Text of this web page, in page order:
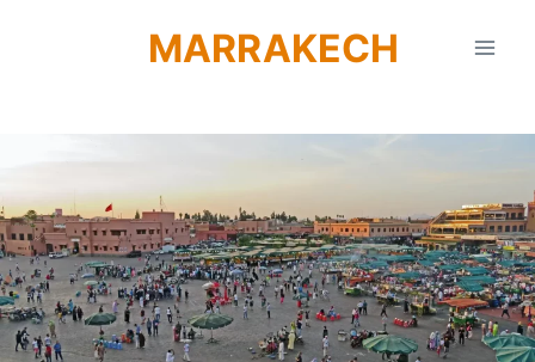
MARRAKECH